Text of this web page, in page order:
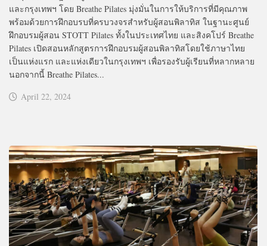
และกรุงเทพฯ โดย Breathe Pilates มุ่งมั่นในการให้บริการที่มีคุณภาพ
พร้อมด้วยการฝึกอบรบที่ครบวงจรสำหรับผู้สอนพิลาทิส ในฐานะศูนย์
ฝึกอบรมผู้สอน STOTT Pilates ทั้งในประเทศไทย และสิงคโปร์ Breathe
Pilates เปิดสอนหลักสูตรการฝึกอบรมผู้สอนพิลาทิสโดยใช้ภาษาไทย
เป็นแห่งแรก และแห่งเดียวในกรุงเทพฯ เพื่อรองรับผู้เรียนที่หลากหลาย
นอกจากนี้ Breathe Pilates...
April 22, 2024